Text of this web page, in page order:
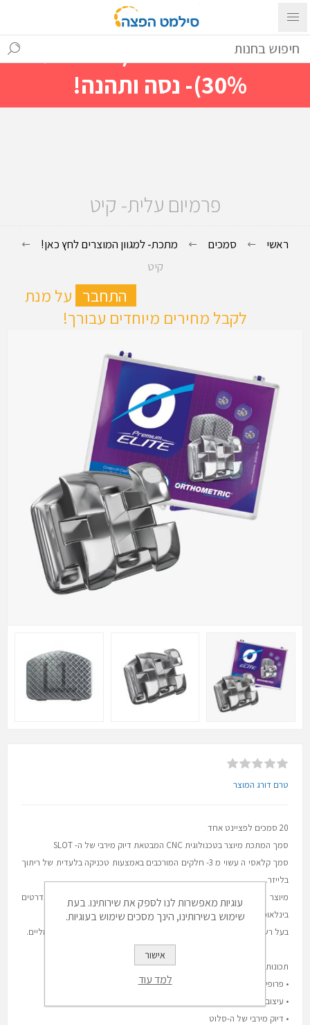
עם ההתחברות ניתן לראות מייד
מחירים מיוחדים(הנחות עד
30%)- נסה ותהנה!
פרמיום עלית- קיט
ראשי סמכים
מתכת- למגוון המוצרים לחץ כאן!
קיט
התחבר על מנת
לקבל מחירים מיוחדים עבורך!
טרם דורג המוצר
20 סמכים לפציינט אחד
סמך המתכת מיוצר בטכנולוגית CNC המבטאת דיוק מירבי של ה- SLOT
סמך קלאסי ה עשוי מ 3- חלקים המורכבים באמצעות טכניקה בלעדית של ריתוך
בלייזר.
מיוצר מפלדה רפואית PH 17/4 באיכות גבוהה המותאמת לסטנדרטים
בינלאומיים.
בעל רשת צפופה 80 מיקרון בבסיס הסמך המבטיח התאמה ואחיזה אופטימליים.
תכונות המוצר
• פרופיל נמוך לנוחות מירבית
• עיצוב אנטומי
• דיוק מירבי של ה-סלוט
עוגיות מאפשרות לנו לספק את שירותינו. בעת
שימוש בשירותינו, הינך מסכים שימוש בעוגיות.
אישור
למד עוד